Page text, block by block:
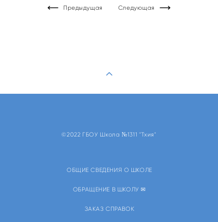
Предыдущая Следующая
©2022 ГБОУ Школа №1311 "Тхия"
ОБЩИЕ СВЕДЕНИЯ О ШКОЛЕ
ОБРАЩЕНИЕ В ШКОЛУ ✉
ЗАКАЗ СПРАВОК